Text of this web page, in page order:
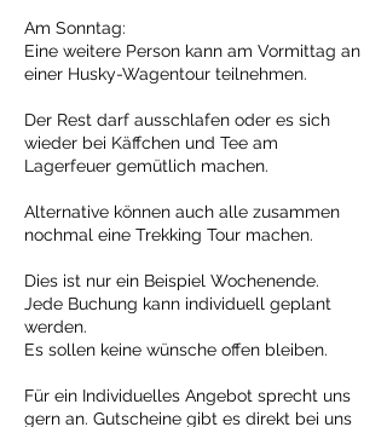
Am Sonntag:
Eine weitere Person kann am Vormittag an
einer Husky-Wagentour teilnehmen.
Der Rest darf ausschlafen oder es sich
wieder bei Käffchen und Tee am
Lagerfeuer gemütlich machen.
Alternative können auch alle zusammen
nochmal eine Trekking Tour machen.
Dies ist nur ein Beispiel Wochenende.
Jede Buchung kann individuell geplant
werden.
Es sollen keine wünsche offen bleiben.
Für ein Individuelles Angebot sprecht uns
gern an. Gutscheine gibt es direkt bei uns